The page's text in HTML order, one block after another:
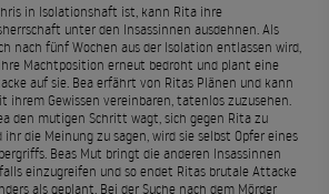
in Isolationshaft ist, kann Rita ihre
unter den Insassinnen ausdehnen. Als
nach fünf Wochen aus der Isolation entlassen wird,
Machtposition erneut bedroht und plant eine
auf sie. Bea erfährt von Ritas Plänen und kann
ihrem Gewissen vereinbaren, tatenlos zuzusehen.
den mutigen Schritt wagt, sich gegen Rita zu
die Meinung zu sagen, wird sie selbst Opfer eines
Beas Mut bringt die anderen Insassinnen
einzugreifen und so endet Ritas brutale Attacke
als geplant. Bei der Suche nach dem Mörder